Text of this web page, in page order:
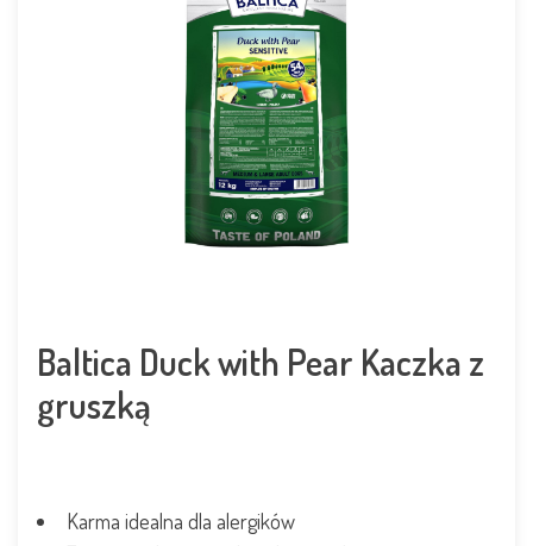
Baltica Duck with Pear Kaczka z
gruszką
Karma idealna dla alergików